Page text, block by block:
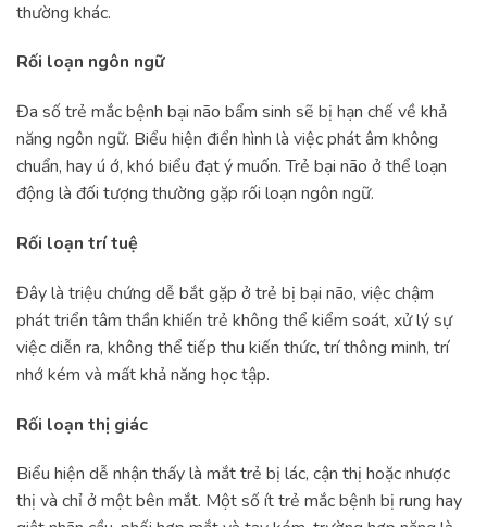
thường khác.
Rối loạn ngôn ngữ
Đa số trẻ mắc bệnh bại não bẩm sinh sẽ bị hạn chế về khả
năng ngôn ngữ. Biểu hiện điển hình là việc phát âm không
chuẩn, hay ú ớ, khó biểu đạt ý muốn. Trẻ bại não ở thể loạn
động là đối tượng thường gặp rối loạn ngôn ngữ.
Rối loạn trí tuệ
Đây là triệu chứng dễ bắt gặp ở trẻ bị bại não, việc chậm
phát triển tâm thần khiến trẻ không thể kiểm soát, xử lý sự
việc diễn ra, không thể tiếp thu kiến thức, trí thông minh, trí
nhớ kém và mất khả năng học tập.
Rối loạn thị giác
Biểu hiện dễ nhận thấy là mắt trẻ bị lác, cận thị hoặc nhược
thị và chỉ ở một bên mắt. Một số ít trẻ mắc bệnh bị rung hay